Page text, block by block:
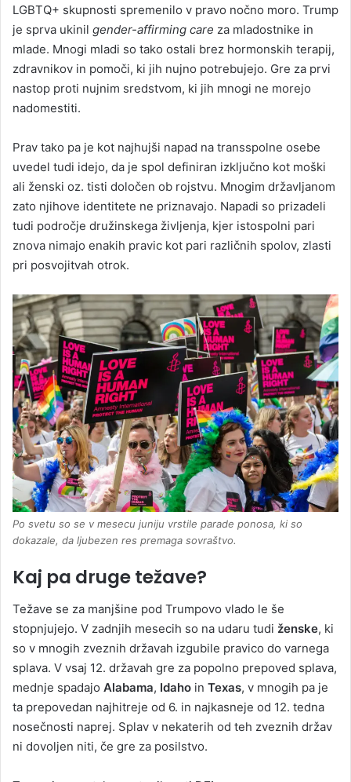
LGBTQ+ skupnosti spremenilo v pravo nočno moro. Trump
je sprva ukinil gender-affirming care za mladostnike in
mlade. Mnogi mladi so tako ostali brez hormonskih terapij,
zdravnikov in pomoči, ki jih nujno potrebujejo. Gre za prvi
nastop proti nujnim sredstvom, ki jih mnogi ne morejo
nadomestiti.
Prav tako pa je kot najhujši napad na transspolne osebe
uvedel tudi idejo, da je spol definiran izključno kot moški
ali ženski oz. tisti določen ob rojstvu. Mnogim državljanom
zato njihove identitete ne priznavajo. Napadi so prizadeli
tudi področje družinskega življenja, kjer istospolni pari
znova nimajo enakih pravic kot pari različnih spolov, zlasti
pri posvojitvah otrok.
Po svetu so se v mesecu juniju vrstile parade ponosa, ki so
dokazale, da ljubezen res premaga sovraštvo.
Kaj pa druge težave?
Težave se za manjšine pod Trumpovo vlado le še
stopnjujejo. V zadnjih mesecih so na udaru tudi ženske, ki
so v mnogih zveznih državah izgubile pravico do varnega
splava. V vsaj 12. državah gre za popolno prepoved splava,
mednje spadajo Alabama, Idaho in Texas, v mnogih pa je
ta prepovedan najhitreje od 6. in najkasneje od 12. tedna
nosečnosti naprej. Splav v nekaterih od teh zveznih držav
ni dovoljen niti, če gre za posilstvo.